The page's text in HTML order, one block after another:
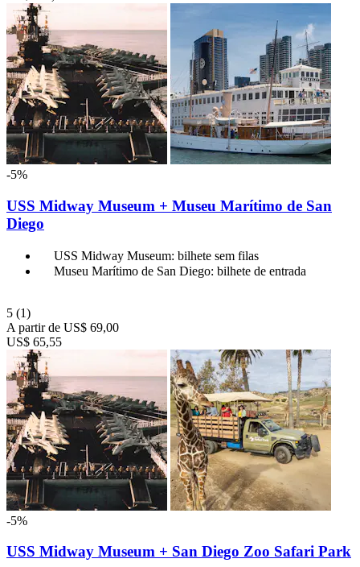
-5%
USS Midway Museum + Museu Marítimo de San
Diego
USS Midway Museum: bilhete sem filas
Museu Marítimo de San Diego: bilhete de entrada
5 (1)
A partir de US$ 69,00
US$ 65,55
-5%
USS Midway Museum + San Diego Zoo Safari Park